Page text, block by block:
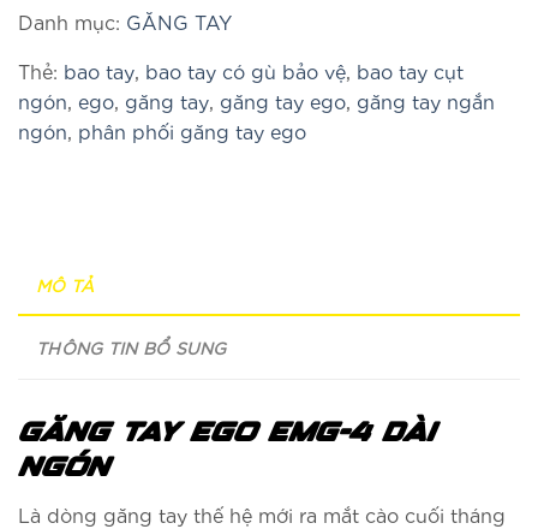
Danh mục: GĂNG TAY
Thẻ: bao tay bao tay có gù bảo vệ bao tay cụt
ngón ego găng tay găng tay ego găng tay ngắn
ngón phân phối găng tay ego
MÔ TẢ
THÔNG TIN BỔ SUNG
GĂNG TAY EGO EMG-4 DÀI
NGÓN
Là dòng găng tay thế hệ mới ra mắt cào cuối tháng